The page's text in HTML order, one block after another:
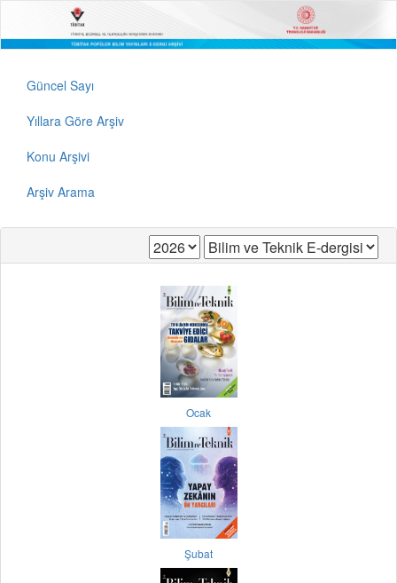
Güncel Sayı
Yıllara Göre Arşiv
Konu Arşivi
Arşiv Arama
Ocak
Şubat